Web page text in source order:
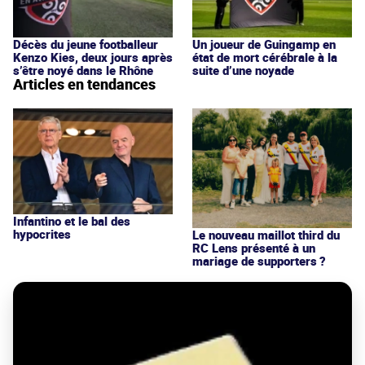
Décès du jeune footballeur
Kenzo Kies, deux jours après
s’être noyé dans le Rhône
Un joueur de Guingamp en
état de mort cérébrale à la
suite d’une noyade
Articles en tendances
Infantino et le bal des
hypocrites
Le nouveau maillot third du
RC Lens présenté à un
mariage de supporters ?